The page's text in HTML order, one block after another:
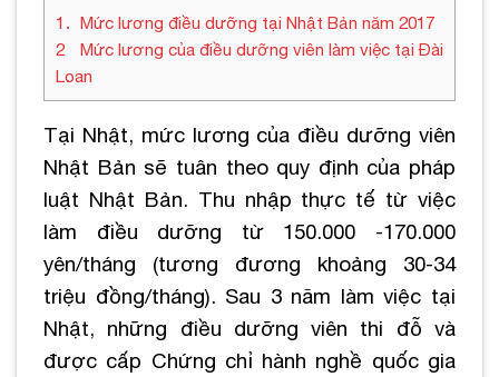
1
Mức lương điều dưỡng tại Nhật Bản năm 2017
2
Mức lương của điều dưỡng viên làm việc tại Đài
Loan
Tại Nhật, mức lương của điều dưỡng viên
Nhật Bản sẽ tuân theo quy định của pháp
luật Nhật Bản. Thu nhập thực tế từ việc
làm điều dưỡng từ 150.000 -170.000
yên/tháng (tương đương khoảng 30-34
triệu đồng/tháng). Sau 3 năm làm việc tại
Nhật, những điều dưỡng viên thi đỗ và
được cấp Chứng chỉ hành nghề quốc gia